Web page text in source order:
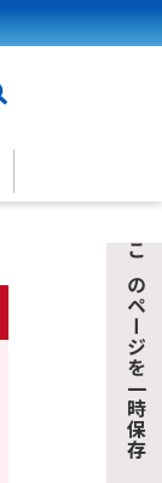
このページを一時保存